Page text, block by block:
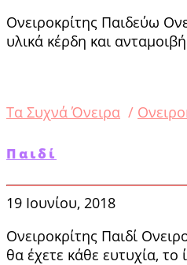
Ονειροκρίτης Παιδεύω
υλικά κέρδη και
Tα Συχνά Όνειρα /
Παιδί
19 Ιουνίου, 2018
Ονειροκρίτης Παιδί
θα έχετε κάθε ευτυχία,